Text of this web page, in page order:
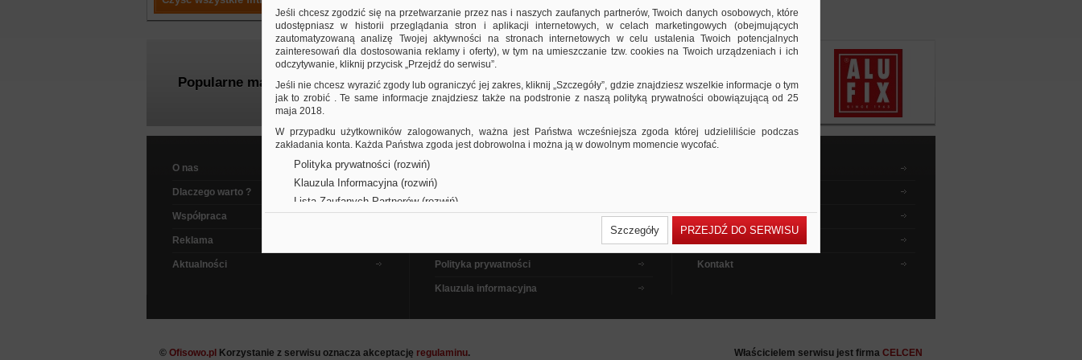
Popularne marki
O nas
Dlaczego warto ?
Współpraca
Reklama
Aktualności
Dla sprzedających
Dla reklamodawców
Polityka prywatności
Klauzula informacyjna
Filmy instruktażowe
Kontakt
© Ofisowo.pl Korzystanie z serwisu oznacza akceptację regulaminu. Właścicielem serwisu jest firma CELCEN
Jeśli chcesz zgodzić się na przetwarzanie przez nas i naszych zaufanych partnerów, Twoich danych osobowych, które
udostępniasz w historii przeglądania stron i aplikacji internetowych, w celach marketingowych (obejmujących
zautomatyzowaną analizę Twojej aktywności na stronach internetowych w celu ustalenia Twoich potencjalnych
zainteresowań dla dostosowania reklamy i oferty), w tym na umieszczanie tzw. cookies na Twoich urządzeniach i ich
odczytywanie, kliknij przycisk „Przejdź do serwisu”.
Jeśli nie chcesz wyrazić zgody lub ograniczyć jej zakres, kliknij „Szczegóły”, gdzie znajdziesz wszelkie informacje o tym
jak to zrobić . Te same informacje znajdziesz także na podstronie z naszą polityką prywatności obowiązującą od 25
maja 2018.
W przypadku użytkowników zalogowanych, ważna jest Państwa wcześniejsza zgoda której udzieliliście podczas
zakładania konta. Każda Państwa zgoda jest dobrowolna i można ją w dowolnym momencie wycofać.
Polityka prywatności (rozwiń)
Klauzula Informacyjna (rozwiń)
Lista Zaufanych Partnerów (rozwiń)
Szczegóły PRZEJDŹ DO SERWISU